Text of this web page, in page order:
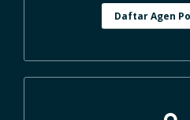
Daftar Agen